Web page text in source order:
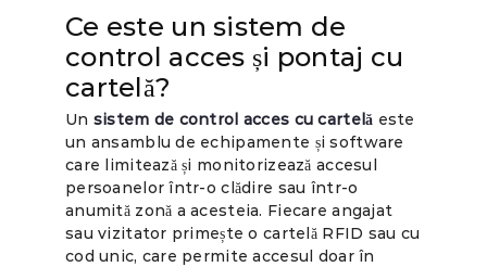
Ce este un sistem de
control acces și pontaj cu
cartelă?
Un sistem de control acces cu cartelă este
un ansamblu de echipamente și software
care limitează și monitorizează accesul
persoanelor într-o clădire sau într-o
anumită zonă a acesteia. Fiecare angajat
sau vizitator primește o cartelă RFID sau cu
cod unic, care permite accesul doar în